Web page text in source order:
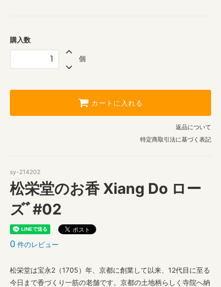
購入数
個
カートに入れる
返品について
特定商取引法に基づく表記
sy-214202
松栄堂のお香 Xiang Do ロー
ズﾞ#02
0 件のレビュー
松栄堂は宝永2（1705）年、京都に創業して以来、12代目に至る
今日まで香づくり一筋の老舗です。京都の土地柄らしく寺院へ納